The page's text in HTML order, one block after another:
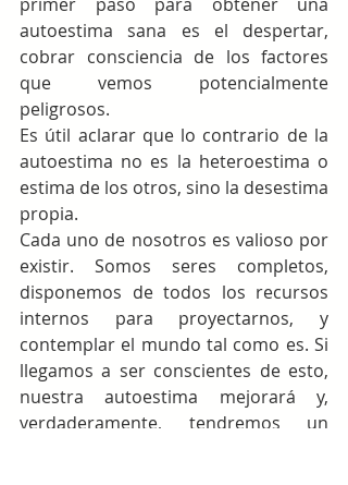
autoestima sana es el despertar,
cobrar consciencia de los factores
que vemos potencialmente
peligrosos.
Es útil aclarar que lo contrario de la
autoestima no es la heteroestima o
estima de los otros, sino la desestima
propia.
Cada uno de nosotros es valioso por
existir. Somos seres completos,
disponemos de todos los recursos
internos para proyectarnos, y
contemplar el mundo tal como es. Si
llegamos a ser conscientes de esto,
nuestra autoestima mejorará y,
verdaderamente, tendremos un